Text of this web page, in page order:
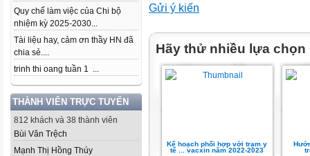
Quy chế làm việc của Chi bộ
nhiệm kỳ 2025-2030...
Tài liệu hay, cảm ơn thầy HN đã
chia sẻ....
trinh thi oang tuần 1 ...
THÀNH VIÊN TRỰC TUYẾN
812 khách và 38 thành viên
Bùi Văn Trệch
Mạnh Thị Hồng Thúy
Gửi ý kiến
Hãy thử nhiều lựa chọn
Kế hoạch phối hợp với trạm y
tế ... vacxin năm 2022-2023